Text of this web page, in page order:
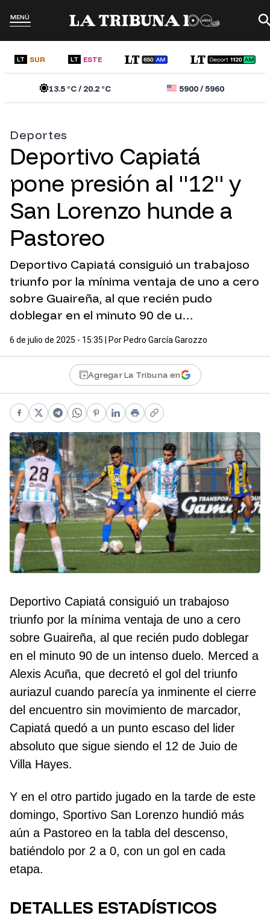
MENÚ
LT SUR LT ESTE
13.5°C /20.2°C 5900/5960
Deportes
Deportivo Capiatá
pone presión al "12" y
San Lorenzo hunde a
Pastoreo
Deportivo Capiatá consiguió un trabajoso
triunfo por la mínima ventaja de uno a cero
sobre Guaireña, al que recién pudo
doblegar en el minuto 90 de u…
6 de julio de 2025 - 15:35 | Por Pedro García Garozzo
Agregar La Tribuna en
Facebook
X Telegram
WhatsApp
Pinterest
LinkedIn
PrintCopy link
Deportivo Capiatá consiguió un trabajoso
triunfo por la mínima ventaja de uno a cero
sobre Guaireña, al que recién pudo doblegar
en el minuto 90 de un intenso duelo. Merced a
Alexis Acuña, que decretó el gol del triunfo
auriazul cuando parecía ya inminente el cierre
del encuentro sin movimiento de marcador,
Capiatá quedó a un punto escaso del lider
absoluto que sigue siendo el 12 de Juio de
Villa Hayes.
Y en el otro partido jugado en la tarde de este
domingo, Sportivo San Lorenzo hundió más
aún a Pastoreo en la tabla del descenso,
batiéndolo por 2 a 0, con un gol en cada
etapa.
DETALLES ESTADÍSTICOS